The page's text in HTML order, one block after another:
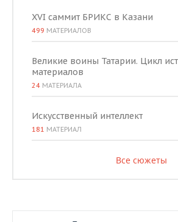
XVI саммит БРИКС в Казани
499 МАТЕРИАЛОВ
Великие воины Татарии. Цикл
материалов
24 МАТЕРИАЛА
Искусственный интеллект
181 МАТЕРИАЛ
Все сюжеты